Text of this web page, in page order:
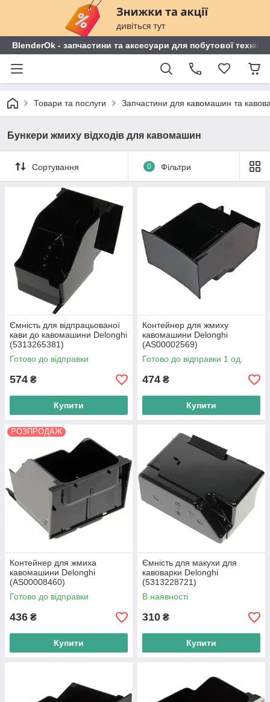
BlenderOk - запчастини та аксесуари для побутової техніки
Товари та послуги Запчастини для кавомашин та
Бункери жмиху відходів для кавомашин
Сортування 0 Фільтри
Ємність для відпрацьованої
кави до кавомашини Delonghi
(5313265381)
Готово до відправки
574 ₴
Купити
Контейнер для жмиху
кавомашини Delonghi
(AS00002569)
Готово до відправки 1 од.
474 ₴
Купити
РОЗПРОДАЖ
Контейнер для жмиха
кавомашини Delonghi
(AS00008460)
Готово до відправки
436 ₴
Купити
Ємність для макухи для
кавоварки Delonghi
(5313228721)
В наявності
310 ₴
Купити